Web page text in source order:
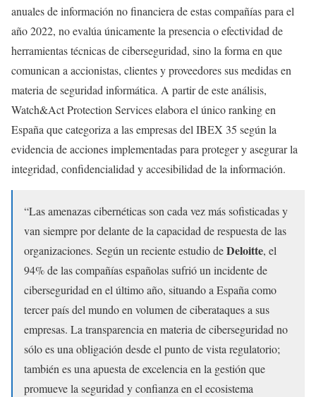
anuales de información no financiera de estas compañías para el
año 2022, no evalúa únicamente la presencia o efectividad de
herramientas técnicas de ciberseguridad, sino la forma en que
comunican a accionistas, clientes y proveedores sus medidas en
materia de seguridad informática. A partir de este análisis,
Watch&Act Protection Services elabora el único ranking en
España que categoriza a las empresas del IBEX 35 según la
evidencia de acciones implementadas para proteger y asegurar la
integridad, confidencialidad y accesibilidad de la información.
“Las amenazas cibernéticas son cada vez más sofisticadas y
van siempre por delante de la capacidad de respuesta de las
organizaciones. Según un reciente estudio deDeloitte, el
94% de las compañías españolas sufrió un incidente de
ciberseguridad en el último año, situando a España como
tercer país del mundo en volumen de ciberataques a sus
empresas. La transparencia en materia de ciberseguridad no
sólo es una obligación desde el punto de vista regulatorio;
también es una apuesta de excelencia en la gestión que
promueve la seguridad y confianza en el ecosistema